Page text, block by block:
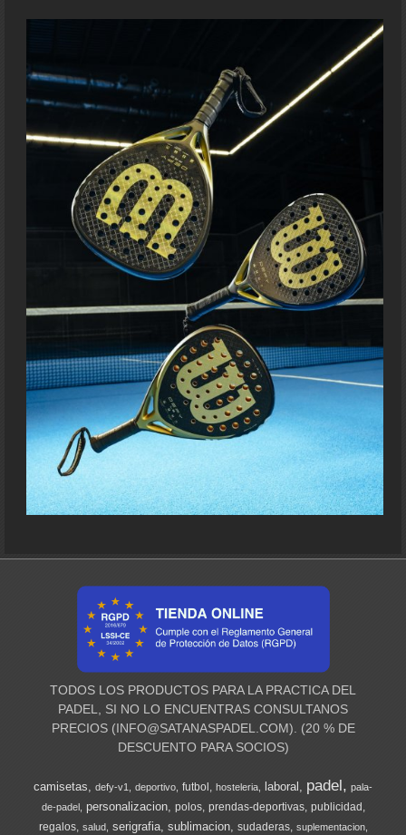
TODOS LOS PRODUCTOS PARA LA PRACTICA DEL
PADEL, SI NO LO ENCUENTRAS CONSULTANOS
PRECIOS (INFO@SATANASPADEL.COM). (20 % DE
DESCUENTO PARA SOCIOS)
camisetas defy-v1 deportivo futbol hosteleria laboral padel
pala-
de-padel
personalizacion polos prendas-deportivas publicidad
regalos
salud serigrafia sublimacion sudaderas suplementacion